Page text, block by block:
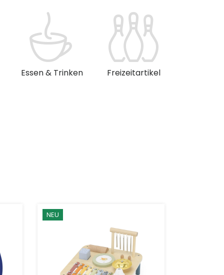
Essen & Trinken Freizeitartikel
NEU